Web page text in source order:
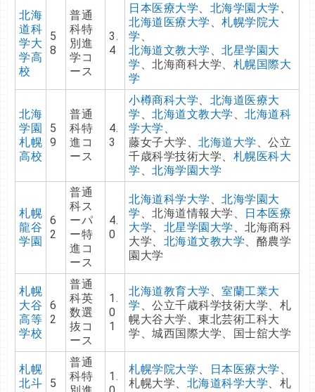
北海
道科
学大
学高
校
5
8
普通
科特
別進
学コ
ース
3.
4
日本医療大学 北海学園大学
北海道医療大学 、札幌学院大
学
北海道文教大学 、北星学園大
学 、北海商科大学、 札幌国際大
学
北海
学園
札幌
高校
5
9
普通
科特
進コ
ース
4.
3
小樽商科大学
北海道医療大
学 、北海道文教大学 、北海道科
学大学
藤女子大学、北海道大学 、公立
千歳科学技術大学、 札幌医科大
学 、北海学園大学
札幌
龍谷
学園
6
2
普通
科ス
ーパ
ー特
進コ
ース
4.
0
北海道科学大学 、北海学園大
学 、北海道情報大学、 日本医療
大学
北星学園大学 、北海商科
大学、 北海道文教大学 、酪農学
園大学
札幌
大谷
高等
学校
6
2
普通
科英
数選
抜コ
ース
1.
0
1
北海道教育大学 、室蘭工業大
学 、公立千歳科学技術大学、札
幌大谷大学、東北芸術工科大
学、城西国際大学、国士舘大学
札幌
北斗
5
普通
科特
1.
札幌学院大学 日本医療大学
札幌大学、 北海道科学大学 、札